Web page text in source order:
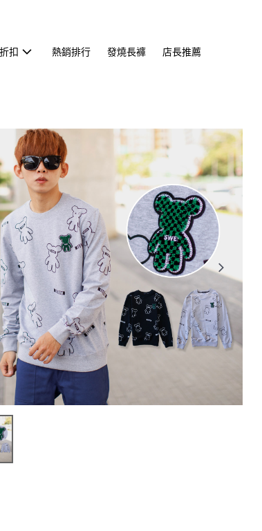
扣 熱銷排行 發燒長褲 店長推薦